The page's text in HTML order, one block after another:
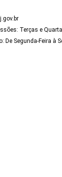
Terças e
De Segunda-Feira à